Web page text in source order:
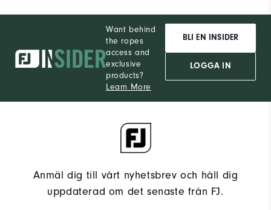
Want behind
the ropes
access and
exclusive
products?
Learn More
BLI EN INSIDER
LOGGA IN
Anmäl dig till vårt nyhetsbrev och håll dig
uppdaterad om det senaste från FJ.